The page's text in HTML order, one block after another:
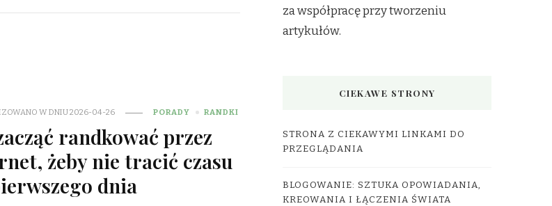
W DNIU2026-04-26 PORADY RANDKI
randkować przez
żeby nie tracić czasu
dnia
za współpracę przy tworzeniu
artykułów.
CIEKAWE STRONY
STRONA Z CIEKAWYMI LINKAMI DO
PRZEGLĄDANIA
BLOGOWANIE: SZTUKA OPOWIADANIA,
KREOWANIA I ŁĄCZENIA ŚWIATA